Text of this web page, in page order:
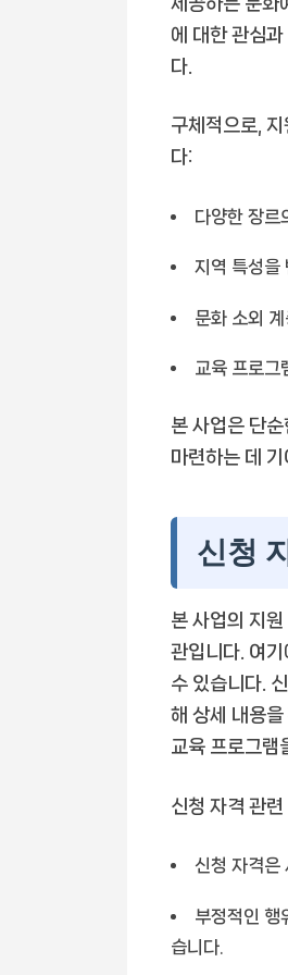
에 대한 관심
다.
구체적으로,
다:
다양한 장르
지역 특성을
문화 소외
교육 프로그
본 사업은 단
마련하는 데
신청
본 사업의 지
관입니다. 여
수 있습니다.
해 상세 내용
교육 프로그램
신청 자격 관련
신청 자격은
부정적인 행
습니다.